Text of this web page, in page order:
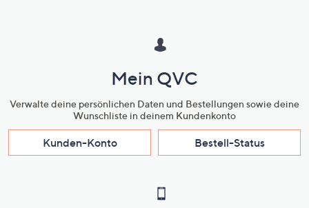
Mein QVC
Verwalte deine persönlichen Daten und Bestellungen sowie deine
Wunschliste in deinem Kundenkonto
Kunden-Konto Bestell-Status